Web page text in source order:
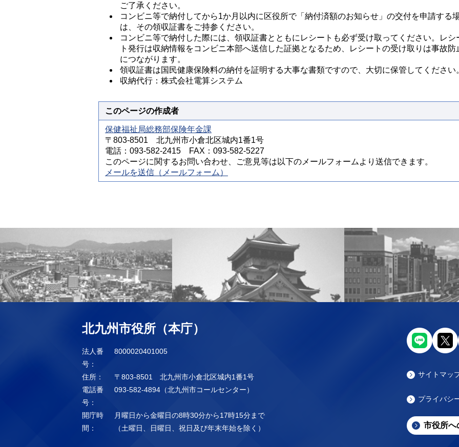
ご了承ください。
コンビニ等で納付してから1か月以内に区役所で「納付済額のお知らせ」の交付を申請する
は、その領収証書をご持参ください。
コンビニ等で納付した際には、領収証書とともにレシートも必ず受け取ってください。レシ
ト発行は収納情報をコンビニ本部へ送信した証拠となるため、レシートの受け取りは事故防
につながります。
領収証書は国民健康保険料の納付を証明する大事な書類ですので、大切に保管してください
収納代行：株式会社電算システム
このページの作成者
保健福祉局総務部保険年金課
〒803-8501 北九州市小倉北区城内1番1号
電話：093-582-2415 FAX：093-582-5227
このページに関するお問い合わせ、ご意見等は以下のメールフォームより送信できます。
メールを送信（メールフォーム）
北九州市役所（本庁）
法人番
号：
8000020401005
住所：
〒803-8501 北九州市小倉北区城内1番1号
電話番
号：
093-582-4894（北九州市コールセンター）
開庁時
間：
月曜日から金曜日の8時30分から17時15分まで
（土曜日、日曜日、祝日及び年末年始を除く）
サイトマッ
プライバシ
市役所へ